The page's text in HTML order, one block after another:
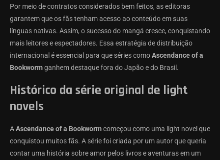
Por meio de contratos considerados bem feitos, as editoras
garantem que os fãs tenham acesso ao conteúdo em suas
línguas nativas. Assim, o sucesso do mangá cresce, conquistando
mais leitores e espectadores. Essa estratégia de distribuição
internacional é essencial para que séries comoAscendance of a
Bookwormganhem destaque fora do Japão e do Brasil.
Histórico da série original de light
novels
AAscendance of a Bookwormcomeçou como uma light novel que
conquistou muitos fãs. A série foi criada por um autor que queria
contar uma história sobre amor pelos livros e aventuras em um